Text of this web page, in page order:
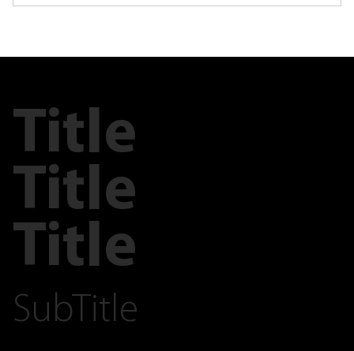
Title
Title
Title
SubTitle